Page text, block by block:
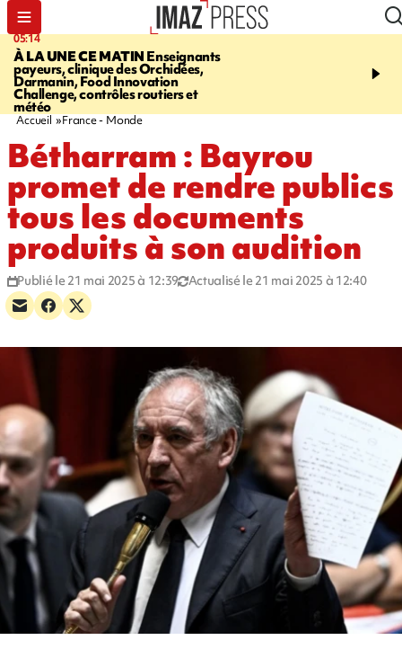
05:14
À LA UNE CE MATIN Enseignants
payeurs, clinique des Orchidées,
Darmanin, Food Innovation
Challenge, contrôles routiers et
météo
07:08
Orchidées pourrait
conséquences pour les
Accueil France - Monde
Bétharram : Bayrou
promet de rendre publics
tous les documents
produits à son audition
Publié le 21 mai 2025 à 12:39 Actualisé le 21 mai 2025 à 12:40